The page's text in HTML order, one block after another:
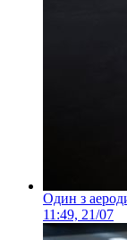
Один з
11:49, 21/07